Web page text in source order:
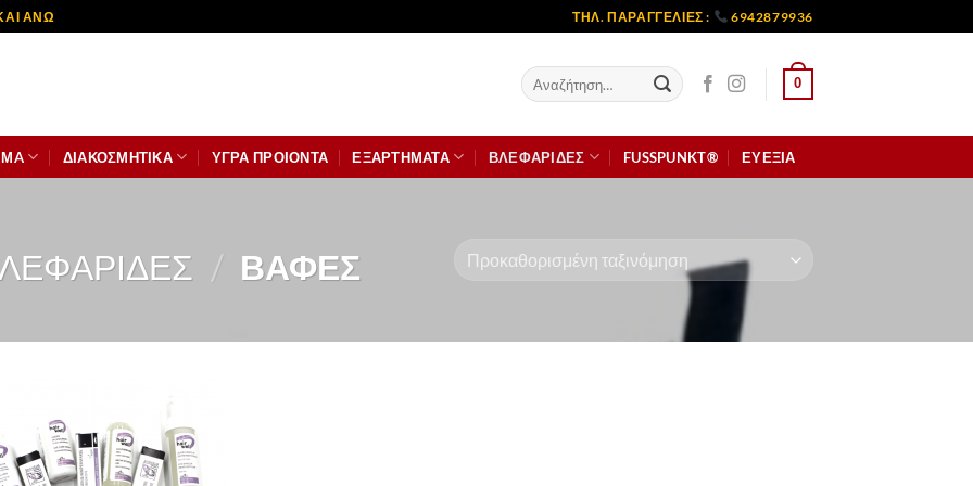
ΑΝΩ ΤΗΛ. ΠΑΡΑΓΓΕΛΙΕΣ : 6942879936
Αναζήτηση
για:
0
ΔΙΑΚΟΣΜΗΤΙΚΆ ΥΓΡΑ ΠΡΟΙΟΝΤΑ ΕΞΑΡΤΗΜΑΤΑ ΒΛΕΦΑΡΙΔΕΣ FUSSPUNKT® ΕΥΕΞΙΑ
/ ΒΑΦΈΣ